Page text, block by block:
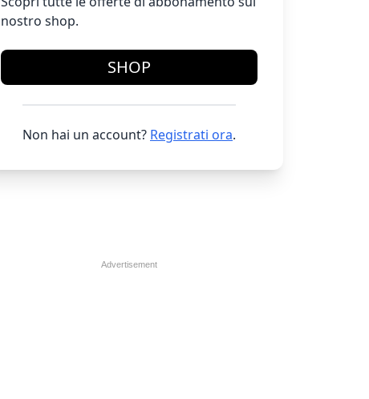
nostro shop.
SHOP
Non hai un account? Registrati ora.